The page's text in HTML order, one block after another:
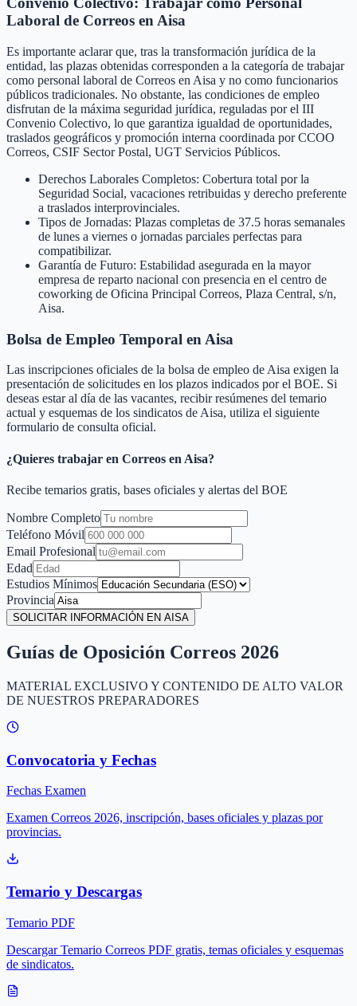
Laboral de Correos en Aisa
Es importante aclarar que, tras la transformación jurídica de la
entidad, las plazas obtenidas corresponden a la categoría de trabajar
como personal laboral de Correos en Aisa y no como funcionarios
públicos tradicionales. No obstante, las condiciones de empleo
disfrutan de la máxima seguridad jurídica, reguladas por el III
Convenio Colectivo, lo que garantiza igualdad de oportunidades,
traslados geográficos y promoción interna coordinada por CCOO
Correos, CSIF Sector Postal, UGT Servicios Públicos.
Derechos Laborales Completos: Cobertura total por la
Seguridad Social, vacaciones retribuidas y derecho preferente
a traslados interprovinciales.
Tipos de Jornadas: Plazas completas de 37.5 horas semanales
de lunes a viernes o jornadas parciales perfectas para
compatibilizar.
Garantía de Futuro: Estabilidad asegurada en la mayor
empresa de reparto nacional con presencia en el centro de
coworking de Oficina Principal Correos, Plaza Central, s/n,
Aisa.
Bolsa de Empleo Temporal en Aisa
Las inscripciones oficiales de la bolsa de empleo deAisa exigen la
presentación de solicitudes en los plazos indicados por el BOE. Si
deseas estar al día de las vacantes, recibir resúmenes del temario
actual y esquemas de los sindicatos deAisa, utiliza el siguiente
formulario de consulta oficial.
¿Quieres trabajar en Correos en Aisa?
Recibe temarios gratis, bases oficiales y alertas del BOE
Nombre Completo
Teléfono Móvil
Email Profesional
Edad
Estudios Mínimos
Provincia
SOLICITAR INFORMACIÓN EN AISA
Guías de Oposición Correos 2026
MATERIAL EXCLUSIVO Y CONTENIDO DE ALTO VALOR
DE NUESTROS PREPARADORES
Convocatoria y Fechas
Fechas Examen
Examen Correos 2026, inscripción, bases oficiales y plazas por
provincias.
Temario y Descargas
Temario PDF
Descargar Temario Correos PDF gratis, temas oficiales y esquemas
de sindicatos.